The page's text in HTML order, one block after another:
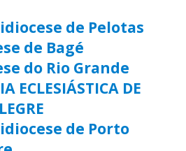
de Pelotas
de Bagé
do Rio Grande
ECLESIÁSTICA DE
de Porto